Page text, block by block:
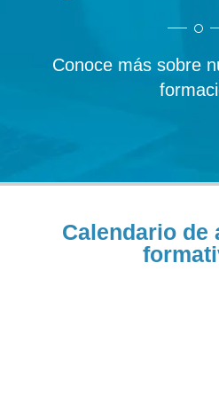
Conoce más sobre
Calendario de